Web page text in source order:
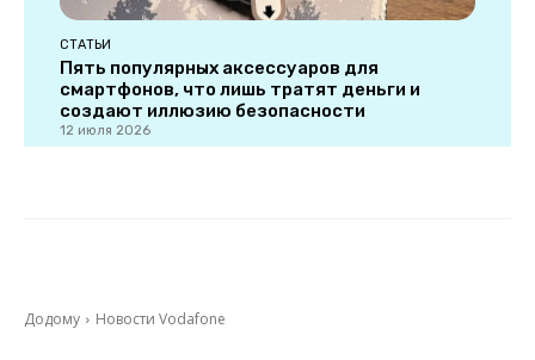
СТАТЬИ
Пять популярных аксессуаров для
смартфонов, что лишь тратят деньги и
создают иллюзию безопасности
12 июля 2026